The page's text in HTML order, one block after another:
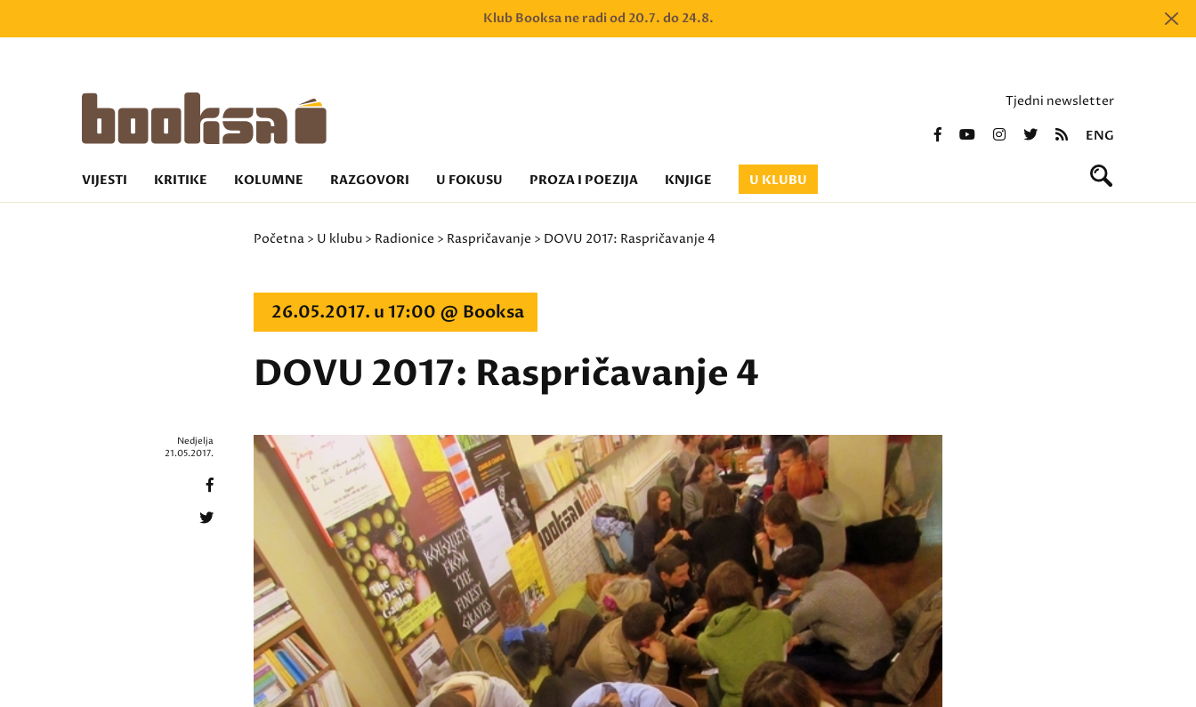
Klub Booksa ne radi od 20.7. do 24.8.
Tjedni newsletter
ENG
VIJESTI KRITIKE KOLUMNE RAZGOVORI U FOKUSU PROZA I POEZIJA KNJIGE U KLUBU
Početna > U klubu > Radionice > Raspričavanje > DOVU 2017: Raspričavanje 4
26.05.2017. u 17:00 @ Booksa
DOVU 2017: Raspričavanje 4
Nedjelja
21.05.2017.